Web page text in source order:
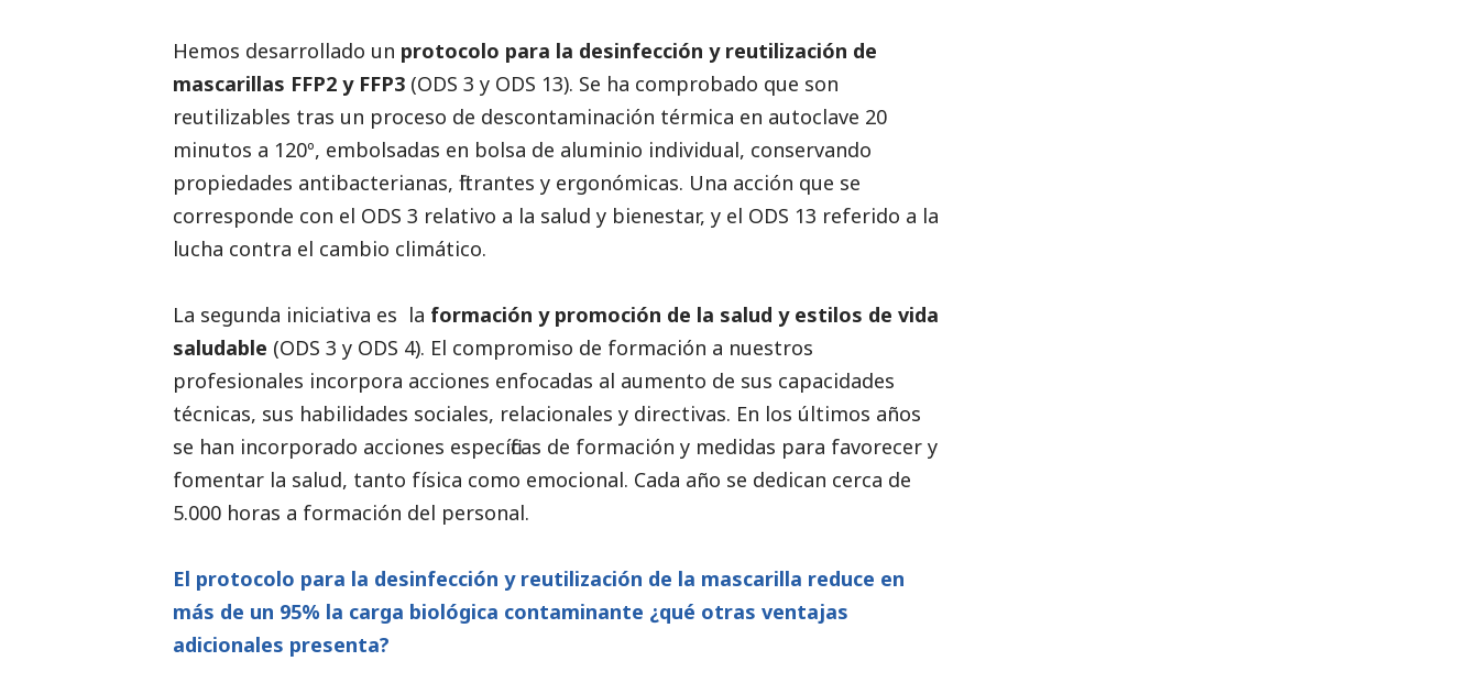
Hemos desarrollado un protocolo para la desinfección y reutilización de
mascarillas FFP2 y FFP3 (ODS 3 y ODS 13). Se ha comprobado que son
reutilizables tras un proceso de descontaminación térmica en autoclave 20
minutos a 120º, embolsadas en bolsa de aluminio individual, conservando
propiedades antibacterianas, filtrantes y ergonómicas. Una acción que se
corresponde con el ODS 3 relativo a la salud y bienestar, y el ODS 13 referido a la
lucha contra el cambio climático.
La segunda iniciativa es la formación y promoción de la salud y estilos de vida
saludable (ODS 3 y ODS 4). El compromiso de formación a nuestros
profesionales incorpora acciones enfocadas al aumento de sus capacidades
técnicas, sus habilidades sociales, relacionales y directivas. En los últimos años
se han incorporado acciones específicas de formación y medidas para favorecer y
fomentar la salud, tanto física como emocional. Cada año se dedican cerca de
5.000 horas a formación del personal.
El protocolo para la desinfección y reutilización de la mascarilla reduce en
más de un 95% la carga biológica contaminante ¿qué otras ventajas
adicionales presenta?